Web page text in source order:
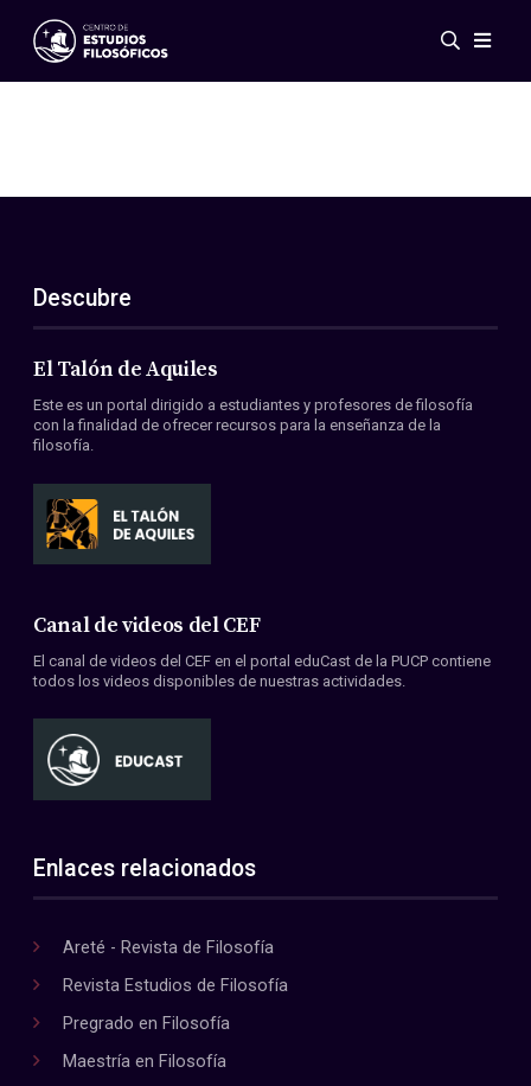
Eventos
ES
EN
Acerca de nosotros
Miembros
Convenios
Descubre
El Talón de Aquiles
Este es un portal dirigido a estudiantes y profesores de filosofía
con la finalidad de ofrecer recursos para la enseñanza de la
filosofía.
Canal de videos del CEF
El canal de videos del CEF en el portal eduCast de la PUCP contiene
todos los videos disponibles de nuestras actividades.
Enlaces relacionados
Areté - Revista de Filosofía
Revista Estudios de Filosofía
Pregrado en Filosofía
Maestría en Filosofía